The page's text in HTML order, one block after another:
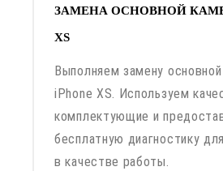
ЗАМЕНА ОСНОВНОЙ
XS
Выполняем замену
iPhone XS. Используем
комплектующие и
бесплатную диагностику
в качестве работы.